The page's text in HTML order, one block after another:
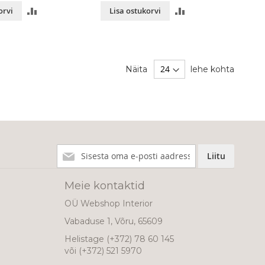
Lisa ostukorvi
Näita lehe kohta
meie
Liitu
Meie kontaktid
OÜ Webshop Interior
Vabaduse 1, Võru, 65609
Helistage (+372) 78 60 145
või (+372) 521 5970